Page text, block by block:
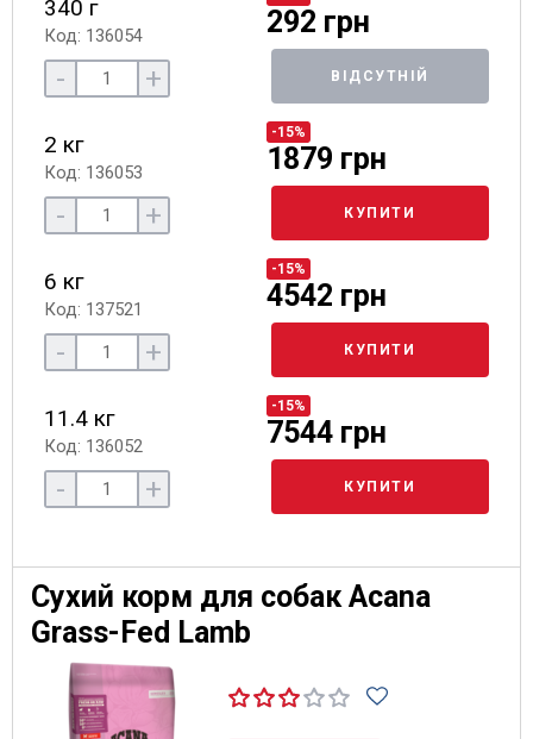
340 г
Код: 136054 292 грн
- + ВІДСУТНІЙ
2 кг
Код: 136053
-15%
1879 грн
- + КУПИТИ
6 кг
Код: 137521
-15%
4542 грн
- + КУПИТИ
11.4 кг
Код: 136052
-15%
7544 грн
- + КУПИТИ
Сухий корм для собак Acana
Grass-Fed Lamb